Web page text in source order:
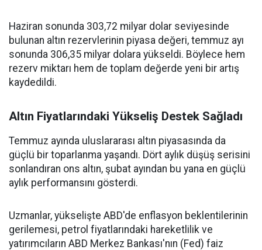
Haziran sonunda 303,72 milyar dolar seviyesinde
bulunan altın rezervlerinin piyasa değeri, temmuz ayı
sonunda 306,35 milyar dolara yükseldi. Böylece hem
rezerv miktarı hem de toplam değerde yeni bir artış
kaydedildi.
Altın Fiyatlarındaki Yükseliş Destek Sağladı
Temmuz ayında uluslararası altın piyasasında da
güçlü bir toparlanma yaşandı. Dört aylık düşüş serisini
sonlandıran ons altın, şubat ayından bu yana en güçlü
aylık performansını gösterdi.
Uzmanlar, yükselişte ABD'de enflasyon beklentilerinin
gerilemesi, petrol fiyatlarındaki hareketlilik ve
yatırımcıların ABD Merkez Bankası'nın (Fed) faiz